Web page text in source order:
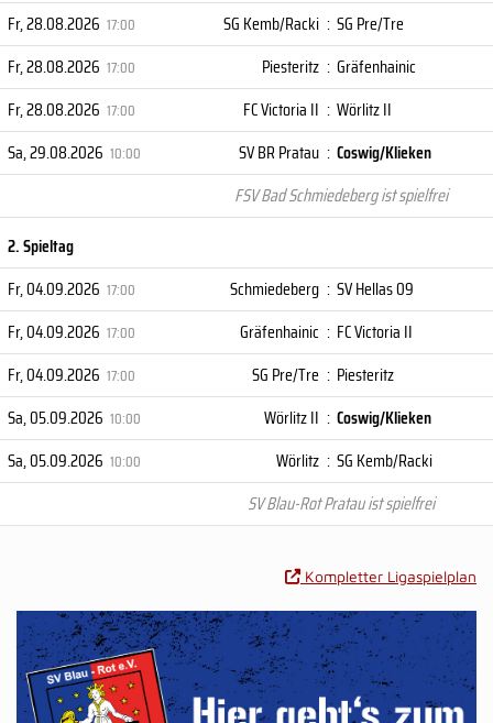
Fr, 28.08.2026 17:00 SG Kemb/Racki : SG Pre/Tre
Fr, 28.08.2026 17:00 Piesteritz : Gräfenhainic
Fr, 28.08.2026 17:00 FC Victoria II : Wörlitz II
Sa, 29.08.2026 10:00 SV BR Pratau : Coswig/Klieken
FSV Bad Schmiedeberg ist spielfrei
2. Spieltag
Fr, 04.09.2026 17:00 Schmiedeberg : SV Hellas 09
Fr, 04.09.2026 17:00 Gräfenhainic : FC Victoria II
Fr, 04.09.2026 17:00 SG Pre/Tre : Piesteritz
Sa, 05.09.2026 10:00 Wörlitz II : Coswig/Klieken
Sa, 05.09.2026 10:00 Wörlitz : SG Kemb/Racki
SV Blau-Rot Pratau ist spielfrei
Kompletter Ligaspielplan